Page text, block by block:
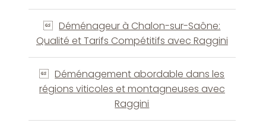
Déménageur à Chalon-sur-Saône:
Qualité et Tarifs Compétitifs avec Raggini
Déménagement abordable dans les
régions viticoles et montagneuses avec
Raggini